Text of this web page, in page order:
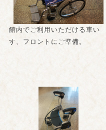
館内でご利用いただける車い
す、フロントにご準備。